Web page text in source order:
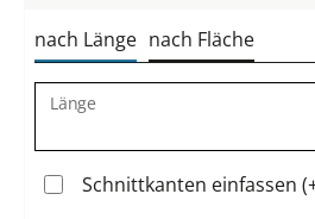
nach Länge nach Fläche
Länge
Schnittkanten einfassen